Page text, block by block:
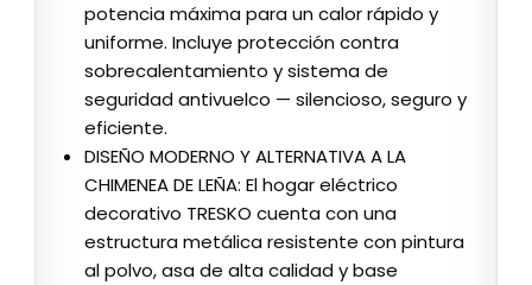
potencia máxima para un calor rápido y
uniforme. Incluye protección contra
sobrecalentamiento y sistema de
seguridad antivuelco — silencioso, seguro y
eficiente.
DISEÑO MODERNO Y ALTERNATIVA A LA
CHIMENEA DE LEÑA: El hogar eléctrico
decorativo TRESKO cuenta con una
estructura metálica resistente con pintura
al polvo, asa de alta calidad y base